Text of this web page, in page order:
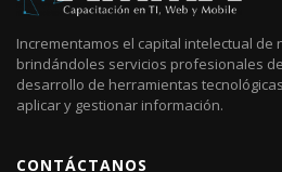
Incrementamos el capital intelectual de
brindándoles servicios profesionales
desarrollo de herramientas
aplicar y gestionar información.
CONTÁCTANOS